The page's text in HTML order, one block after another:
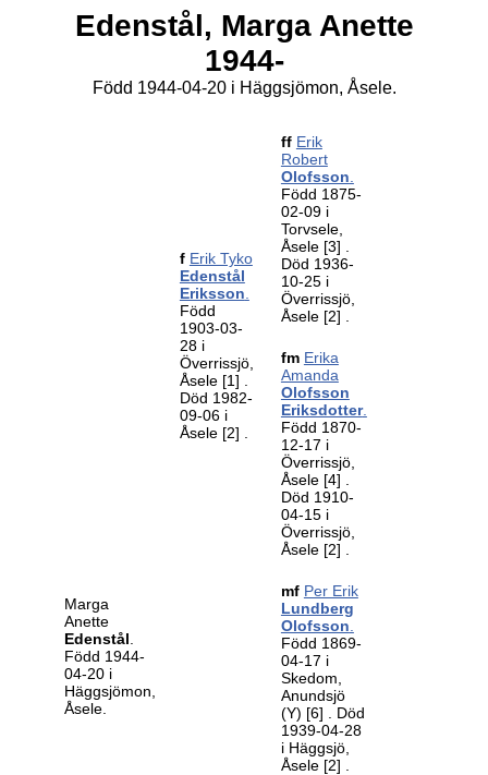
Edenstål, Marga Anette
1944-
Född 1944-04-20 i Häggsjömon, Åsele.
Marga
Anette
Edenstål
Född 1944-
04-20 i
Häggsjömon,
Åsele.
f Erik Tyko
Edenstål
Eriksson
Född
1903-03-
28 i
Överrissjö,
Åsele [1]
Död 1982-
09-06 i
Åsele [2]
ff Erik
Robert
Olofsson
Född 1875-
02-09 i
Torvsele,
Åsele [3]
Död 1936-
10-25 i
Överrissjö,
Åsele [2]
fm Erika
Amanda
Olofsson
Eriksdotter.
Född 1870-
12-17 i
Överrissjö,
Åsele [4]
Död 1910-
04-15 i
Överrissjö,
Åsele [2]
mf Per Erik
Lundberg
Olofsson
Född 1869-
04-17 i
Skedom,
Anundsjö
(Y) [6]
. Död
1939-04-28
i Häggsjö,
Åsele [2]